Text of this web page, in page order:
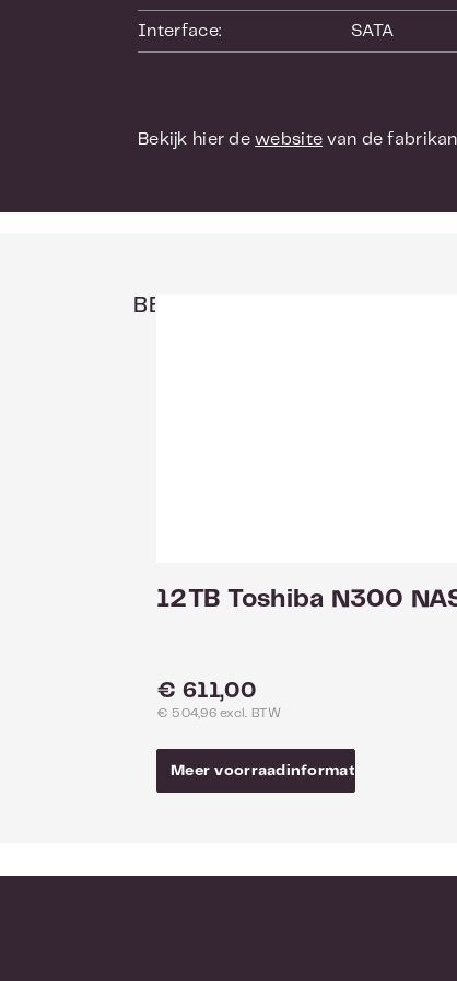
dan
een
Hoge
256 of
behulp
De
lezen/
Interface: SATA
Bekijk hier dewebsite van de
BEKIJK HIER DE ANDERE
12TB Toshiba N300
Normale prijs:
€ 611,00
€ 504,96 excl. BTW
Meer voorraadinformatie